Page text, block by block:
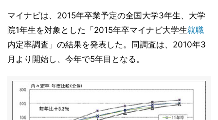
マイナビは、2015年卒業予定の全国大学3年生、大学
院1年生を対象とした「2015年卒マイナビ大学生就職
内定率調査」の結果を発表した。同調査は、2010年3
月より開始し、今年で5年目となる。